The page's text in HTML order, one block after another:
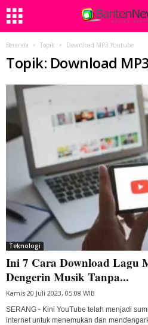
Beranda Topik Download MP3 Youtube
Topik: Download
Teknologi
Ini 7 Cara Download Lagu
Dengerin Musik Tanpa...
Kamis 20 Juli 2023, 05:08 WIB
SERANG - Kini YouTube telah menjadi
internet untuk menemukan dan